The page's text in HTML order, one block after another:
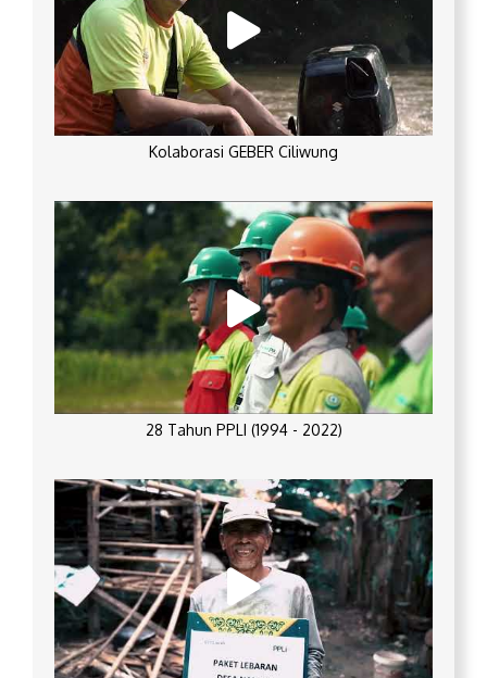
Kolaborasi GEBER Ciliwung
28 Tahun PPLI (1994 - 2022)